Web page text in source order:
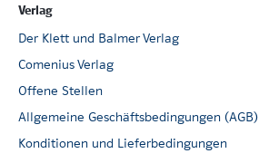
Verlag
Der Klett und Balmer Verlag
Comenius Verlag
Offene Stellen
Allgemeine Geschäftsbedingungen (AGB)
Konditionen und Lieferbedingungen